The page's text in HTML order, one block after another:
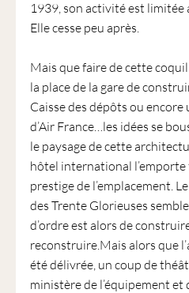
1939, son activité est limitée
Elle cesse peu après.
Mais que faire de cette
la place de la gare de
Caisse des dépôts ou
d’Air France…les idées se
le paysage de cette
hôtel international
prestige de l’emplacement.
des Trente Glorieuses
d’ordre est alors de
reconstruire.Mais alors que
été délivrée, un coup de
ministère de l’équipement